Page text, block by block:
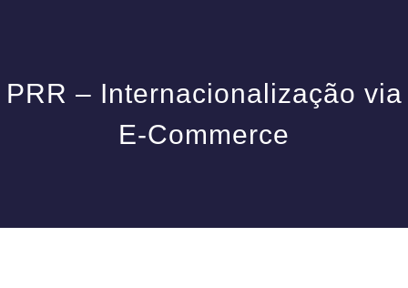
PRR – Internacionalização via
E-Commerce